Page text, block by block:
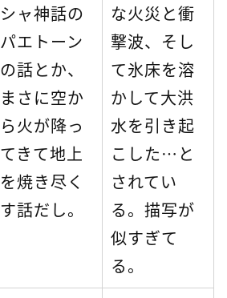
シャ神話の
パエトーン
の話とか、
まさに空か
ら火が降っ
てきて地上
を焼き尽く
す話だし。
な火災と衝
撃波、そし
て氷床を溶
かして大洪
水を引き起
こした…と
されてい
る。描写が
似すぎて
る。